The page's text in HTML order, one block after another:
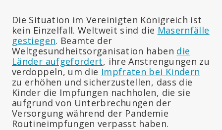
Die Situation im Vereinigten Königreich ist
kein Einzelfall. Weltweit sind die Masernfälle
gestiegen. Beamte der
Weltgesundheitsorganisation haben die
Länder aufgefordert, ihre Anstrengungen zu
verdoppeln, um die Impfraten bei Kindern
zu erhöhen und sicherzustellen, dass die
Kinder die Impfungen nachholen, die sie
aufgrund von Unterbrechungen der
Versorgung während der Pandemie
Routineimpfungen verpasst haben.